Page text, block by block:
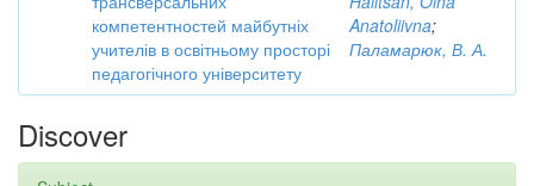
компетентностей майбутніх
учителів в освітньому просторі
педагогічного університету
Anatoliivna;
Паламарюк, В. А.
Discover